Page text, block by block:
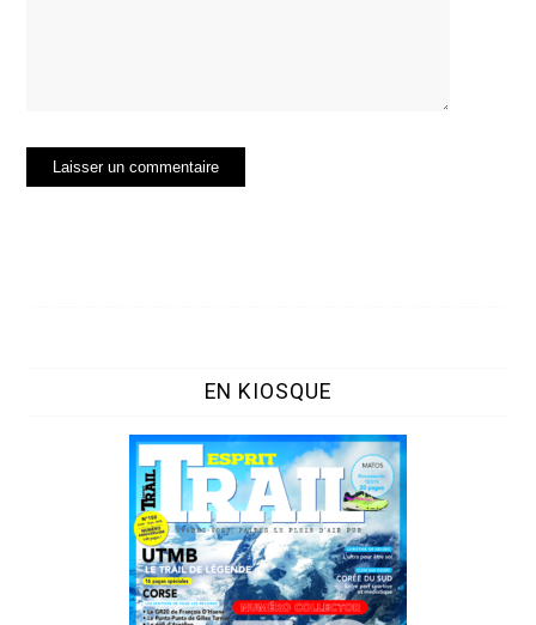
EN KIOSQUE